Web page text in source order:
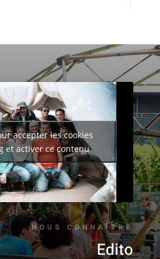
accepter les cookies
et activer ce contenu
NOUS CONNAÎTRE
Edito